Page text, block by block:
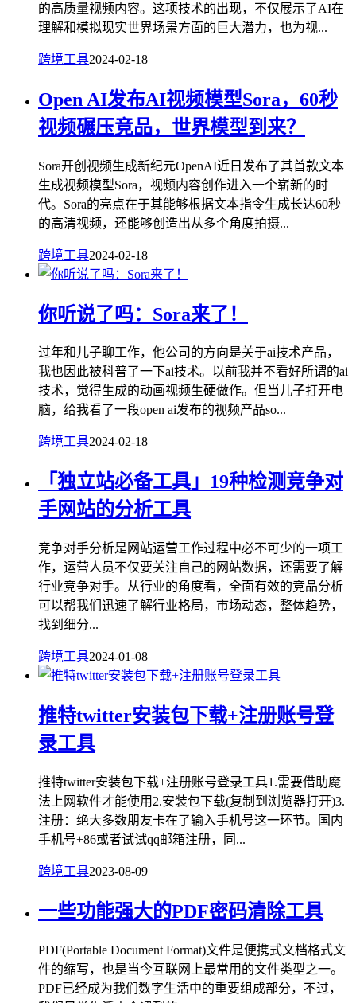
的高质量视频内容。这项技术的出现，不仅展示了AI在
理解和模拟现实世界场景方面的巨大潜力，也为视...
跨境工具2024-02-18
Open AI发布AI视频模型Sora，60秒
视频碾压竞品，世界模型到来？
Sora开创视频生成新纪元OpenAI近日发布了其首款文本
生成视频模型Sora，视频内容创作进入一个崭新的时
代。Sora的亮点在于其能够根据文本指令生成长达60秒
的高清视频，还能够创造出从多个角度拍摄...
跨境工具2024-02-18
你听说了吗：Sora来了！
过年和儿子聊工作，他公司的方向是关于ai技术产品，
我也因此被科普了一下ai技术。以前我并不看好所谓的ai
技术，觉得生成的动画视频生硬做作。但当儿子打开电
脑，给我看了一段open ai发布的视频产品so...
跨境工具2024-02-18
「独立站必备工具」19种检测竞争对
手网站的分析工具
竞争对手分析是网站运营工作过程中必不可少的一项工
作，运营人员不仅要关注自己的网站数据，还需要了解
行业竞争对手。从行业的角度看，全面有效的竞品分析
可以帮我们迅速了解行业格局，市场动态，整体趋势，
找到细分...
跨境工具2024-01-08
推特twitter安装包下载+注册账号登
录工具
推特twitter安装包下载+注册账号登录工具1.需要借助魔
法上网软件才能使用2.安装包下载(复制到浏览器打开)3.
注册：绝大多数朋友卡在了输入手机号这一环节。国内
手机号+86或者试试qq邮箱注册，同...
跨境工具2023-08-09
一些功能强大的PDF密码清除工具
PDF(Portable Document Format)文件是便携式文档格式文
件的缩写，也是当今互联网上最常用的文件类型之一。
PDF已经成为我们数字生活中的重要组成部分，不过，